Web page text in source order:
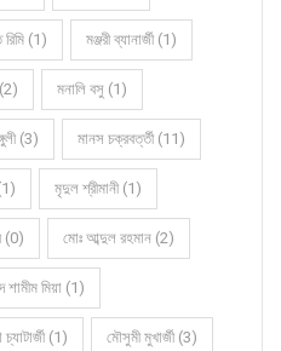
রিমি (1) মঞ্জরী ব্যানার্জী (1)
মনালি বসু (1)
(3) মানস চক্রবর্ত্তী (11)
মৃদুল শ্রীমানী (1)
(0) মোঃ আব্দুল রহমান (2)
শামীম মিয়া (1)
(1) মৌসুমী মুখার্জী (3)